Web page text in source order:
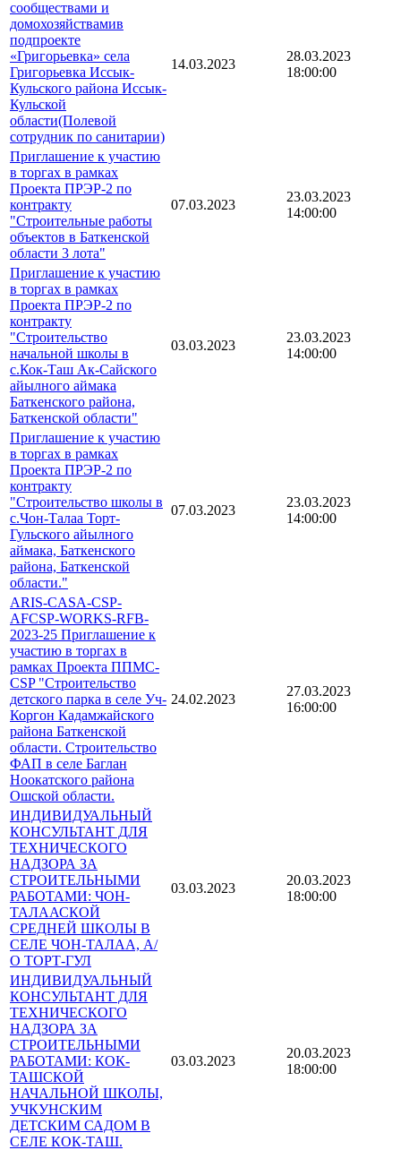
сообществами и
домохозяйствамив
подпроекте
«Григорьевка» села
Григорьевка Иссык-
Кульского района Иссык-
Кульской
области(Полевой
сотрудник по санитарии)
14.03.2023
28.03.2023
18:00:00
Приглашение к участию
в торгах в рамках
Проекта ПРЭР-2 по
контракту
"Строительные работы
объектов в Баткенской
области 3 лота"
07.03.2023
23.03.2023
14:00:00
Приглашение к участию
в торгах в рамках
Проекта ПРЭР-2 по
контракту
"Строительство
начальной школы в
с.Кок-Таш Ак-Сайского
айылного аймака
Баткенского района,
Баткенской области"
03.03.2023
23.03.2023
14:00:00
Приглашение к участию
в торгах в рамках
Проекта ПРЭР-2 по
контракту
"Строительство школы в
с.Чон-Талаа Торт-
Гульского айылного
аймака, Баткенского
района, Баткенской
области."
07.03.2023
23.03.2023
14:00:00
ARIS-CASA-CSP-
AFCSP-WORKS-RFB-
2023-25 Приглашение к
участию в торгах в
рамках Проекта ППМС-
CSP "Строительство
детского парка в селе Уч-
Коргон Кадамжайского
района Баткенской
области. Строительство
ФАП в селе Баглан
Ноокатского района
Ошской области.
24.02.2023
27.03.2023
16:00:00
ИНДИВИДУАЛЬНЫЙ
КОНСУЛЬТАНТ ДЛЯ
ТЕХНИЧЕСКОГО
НАДЗОРА ЗА
СТРОИТЕЛЬНЫМИ
РАБОТАМИ: ЧОН-
ТАЛААСКОЙ
СРЕДНЕЙ ШКОЛЫ В
СЕЛЕ ЧОН-ТАЛАА, А/
О ТОРТ-ГУЛ
03.03.2023
20.03.2023
18:00:00
ИНДИВИДУАЛЬНЫЙ
КОНСУЛЬТАНТ ДЛЯ
ТЕХНИЧЕСКОГО
НАДЗОРА ЗА
СТРОИТЕЛЬНЫМИ
РАБОТАМИ: КОК-
ТАШСКОЙ
НАЧАЛЬНОЙ ШКОЛЫ,
УЧКУНСКИМ
ДЕТСКИМ САДОМ В
СЕЛЕ КОК-ТАШ.
03.03.2023
20.03.2023
18:00:00